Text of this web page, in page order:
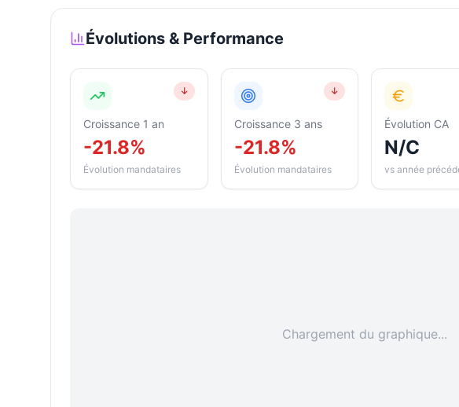
Évolutions & Performance
↓
Croissance 1 an
-21.8%
Évolution mandataires
↓
Croissance 3 ans
-21.8%
Évolution mandataires
Évolution CA
N/C
vs année
Chargement du graphique...